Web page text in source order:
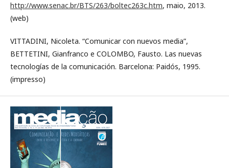
http://www.senac.br/BTS/263/boltec263c.htm, maio, 2013.
(web)
VITTADINI, Nicoleta. “Comunicar con nuevos media”,
BETTETINI, Gianfranco e COLOMBO, Fausto. Las nuevas
tecnologías de la comunicación. Barcelona: Paidós, 1995.
(impresso)